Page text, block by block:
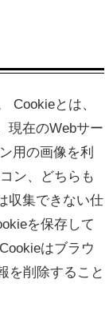
Cookieとは、
現在のWebサー
用の画像を利
ン、どちらも
収集できない仕
を保存して
はブラウ
を削除すること